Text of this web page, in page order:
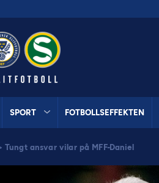
SPORT FOTBOLLSEFFEKTEN
Tungt ansvar vilar på MFF-Daniel